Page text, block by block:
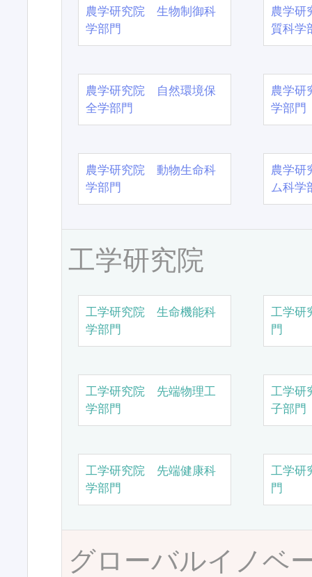
農学研究院 生物制御科
学部門
農学
質科学
農学研究院 自然環境保
全学部門
農学
学部門
農学研究院 動物生命科
学部門
農学
ム科学
工学研究院
工学研究院 生命機能科
学部門
工学研
門
工学研究院 先端物理工
学部門
工学研
子部門
工学研究院 先端健康科
学部門
工学研
門
グローバルイノベ